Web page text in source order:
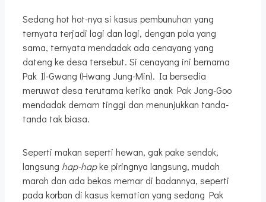
Sedang hot hot-nya si kasus pembunuhan yang
ternyata terjadi lagi dan lagi, dengan pola yang
sama, ternyata mendadak ada cenayang yang
dateng ke desa tersebut. Si cenayang ini bernama
Pak Il-Gwang (Hwang Jung-Min). Ia bersedia
meruwat desa terutama ketika anak Pak Jong-Goo
mendadak demam tinggi dan menunjukkan tanda-
tanda tak biasa.
Seperti makan seperti hewan, gak pake sendok,
langsung hap-hapke piringnya langsung, mudah
marah dan ada bekas memar di badannya, seperti
pada korban di kasus kematian yang sedang Pak